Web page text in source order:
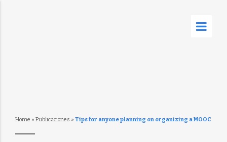
Home » Publicaciones » Tips for anyone planning on organizing a MOOC